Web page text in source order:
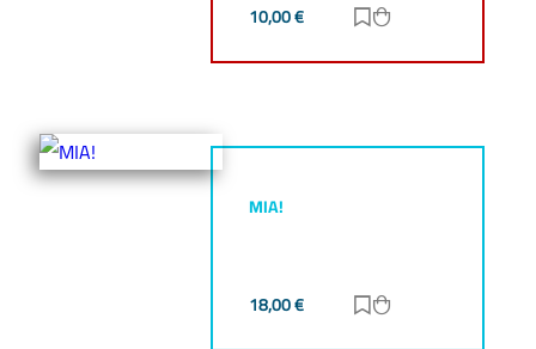
10,00€ Zur Merkliste
MIA!
18,00€ Zur Merkliste